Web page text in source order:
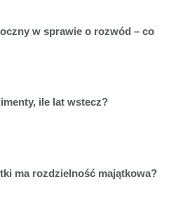
w sprawie o rozwód – co
ile lat wstecz?
ma rozdzielność majątkowa?